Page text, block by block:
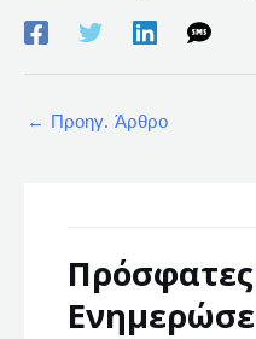
← Προηγ. Άρθρο
Πρόσφατες